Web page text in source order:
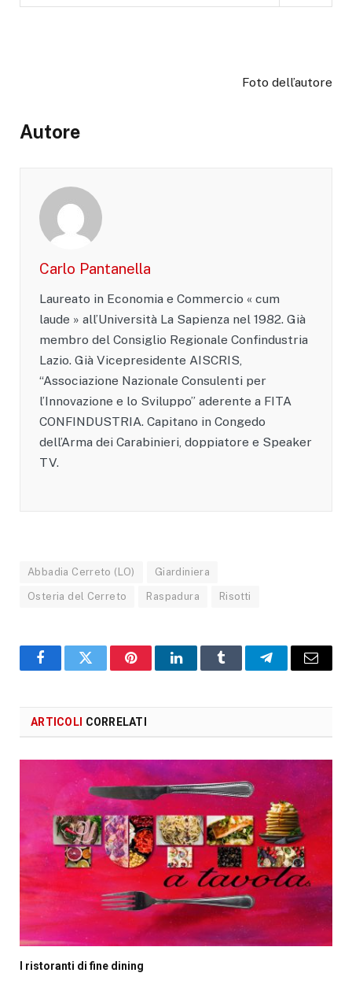
Foto dell’autore
Autore
Carlo Pantanella
Laureato in Economia e Commercio « cum
laude » all’Università La Sapienza nel 1982. Già
membro del Consiglio Regionale Confindustria
Lazio. Già Vicepresidente AISCRIS,
“Associazione Nazionale Consulenti per
l’Innovazione e lo Sviluppo” aderente a FITA
CONFINDUSTRIA. Capitano in Congedo
dell’Arma dei Carabinieri, doppiatore e Speaker
TV.
Abbadia Cerreto (LO) Giardiniera
Osteria del Cerreto Raspadura Risotti
Facebook
X PinterestLinkedInTumblr TelegramEmail
ARTICOLI CORRELATI
I ristoranti di fine dining